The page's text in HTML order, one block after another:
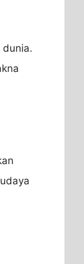
dunia.